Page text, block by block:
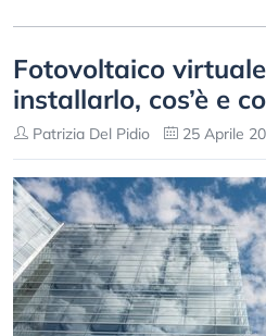
Fotovoltaico
installarlo, cos’è e
Patrizia Del Pidio 25 Aprile